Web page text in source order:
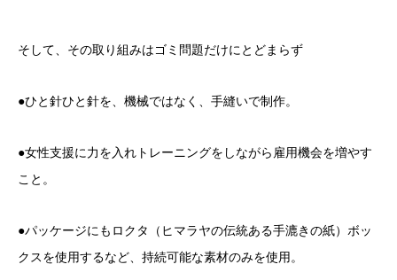
そして、その取り組みはゴミ問題だけにとどまらず
●ひと針ひと針を、機械ではなく、手縫いで制作。
●女性支援に力を入れトレーニングをしながら雇用機会を増やす
こと。
●パッケージにもロクタ（ヒマラヤの伝統ある手漉きの紙）ボッ
クスを使用するなど、持続可能な素材のみを使用。